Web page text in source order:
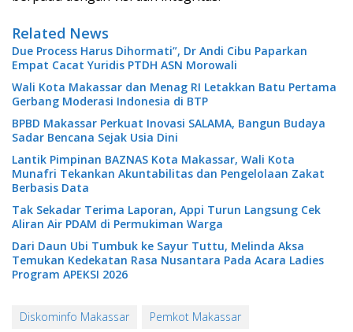
Related News
Due Process Harus Dihormati”, Dr Andi Cibu Paparkan
Empat Cacat Yuridis PTDH ASN Morowali
Wali Kota Makassar dan Menag RI Letakkan Batu Pertama
Gerbang Moderasi Indonesia di BTP
BPBD Makassar Perkuat Inovasi SALAMA, Bangun Budaya
Sadar Bencana Sejak Usia Dini
Lantik Pimpinan BAZNAS Kota Makassar, Wali Kota
Munafri Tekankan Akuntabilitas dan Pengelolaan Zakat
Berbasis Data
Tak Sekadar Terima Laporan, Appi Turun Langsung Cek
Aliran Air PDAM di Permukiman Warga
Dari Daun Ubi Tumbuk ke Sayur Tuttu, Melinda Aksa
Temukan Kedekatan Rasa Nusantara Pada Acara Ladies
Program APEKSI 2026
Diskominfo Makassar Pemkot Makassar